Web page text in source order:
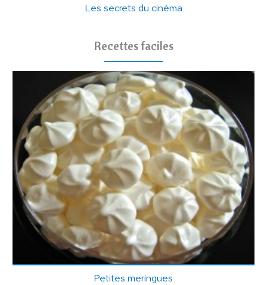
Les secrets du cinéma
Recettes faciles
Petites meringues